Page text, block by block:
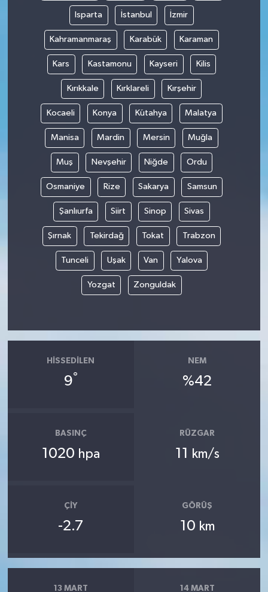
Isparta İstanbul İzmir
Kahramanmaraş Karabük Karaman
Kars Kastamonu Kayseri Kilis
Kırıkkale Kırklareli Kırşehir
Kocaeli Konya Kütahya Malatya
Manisa Mardin Mersin Muğla
Muş Nevşehir Niğde Ordu
Osmaniye Rize Sakarya Samsun
Şanlıurfa Siirt Sinop Sivas
Şırnak Tekirdağ Tokat Trabzon
Tunceli Uşak Van Yalova
Yozgat Zonguldak
HISSEDILEN
9°
NEM
%42
BASINÇ
1020 hpa
RÜZGAR
11 km/s
ÇIY
-2.7
GÖRÜŞ
10 km
13 MART 14 MART